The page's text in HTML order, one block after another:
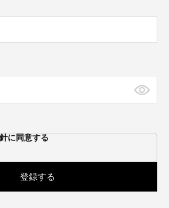
に同意する
登録する